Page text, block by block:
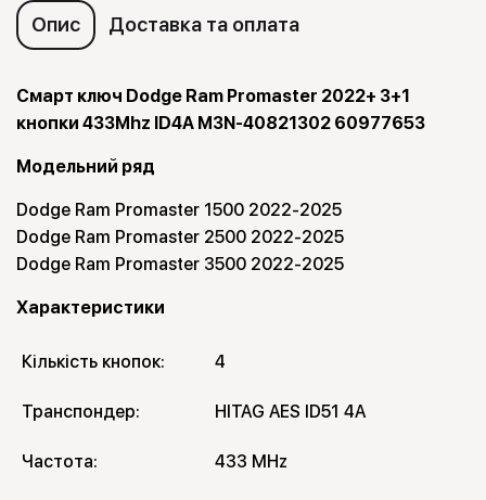
Опис Доставка та оплата
Смарт ключ Dodge Ram Promaster 2022+ 3+1
кнопки 433Mhz ID4A M3N-40821302 60977653
Модельний ряд
Dodge Ram Promaster 1500 2022-2025
Dodge Ram Promaster 2500 2022-2025
Dodge Ram Promaster 3500 2022-2025
Характеристики
Кількість кнопок: 4
Транспондер: HITAG AES ID51 4A
Частота: 433 MHz